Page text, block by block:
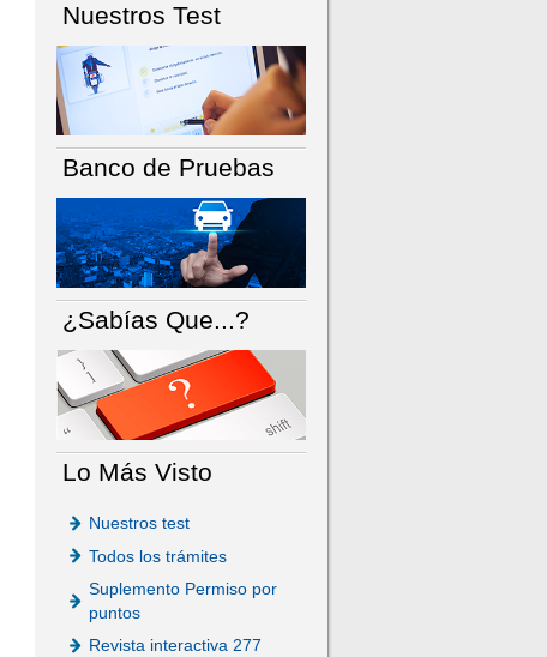
Nuestros Test
Banco de Pruebas
¿Sabías Que...?
Lo Más Visto
Nuestros test
Todos los trámites
Suplemento Permiso por
puntos
Revista interactiva 277